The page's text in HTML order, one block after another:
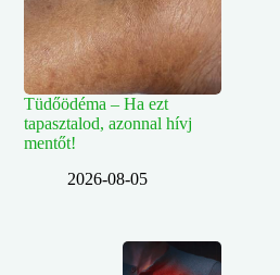
Tüdőödéma – Ha ezt
tapasztalod, azonnal hívj
mentőt!
2026-08-05